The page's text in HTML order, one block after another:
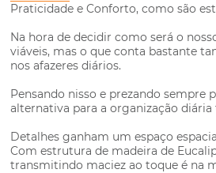
Praticidade e Conforto, como são
Na hora de decidir como será o
viáveis, mas o que conta bastante
nos afazeres diários.
Pensando nisso e prezando sempre
alternativa para a organização
Detalhes ganham um espaço
Com estrutura de madeira de
transmitindo maciez ao toque é na